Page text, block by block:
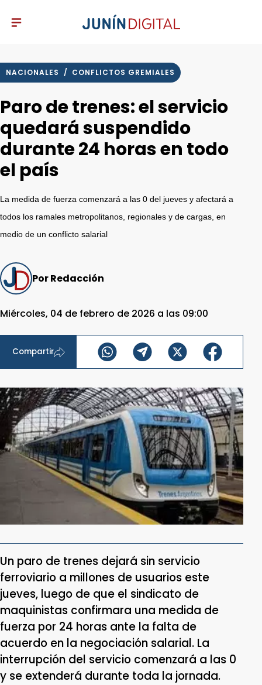
NACIONALES / CONFLICTOS GREMIALES
Paro de trenes: el servicio
quedará suspendido
durante 24 horas en todo
el país
La medida de fuerza comenzará a las 0 del jueves y afectará a
todos los ramales metropolitanos, regionales y de cargas, en
medio de un conflicto salarial
Por Redacción
Miércoles, 04 de febrero de 2026 a las 09:00
Compartir
Un paro de trenes dejará sin servicio
ferroviario a millones de usuarios este
jueves, luego de que el sindicato de
maquinistas confirmara una medida de
fuerza por 24 horas ante la falta de
acuerdo en la negociación salarial. La
interrupción del servicio comenzará a las 0
y se extenderá durante toda la jornada.